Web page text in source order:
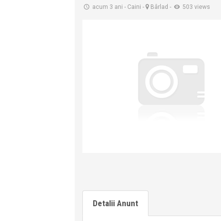
acum 3 ani - Caini - Bârlad - 503 views
Detalii Anunt